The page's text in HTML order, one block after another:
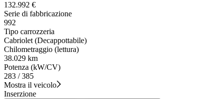
132.992 €
Serie di fabbricazione
992
Tipo carrozzeria
Cabriolet (Decappottabile)
Chilometraggio (lettura)
38.029 km
Potenza (kW/CV)
283 / 385
Mostra il veicolo
Inserzione